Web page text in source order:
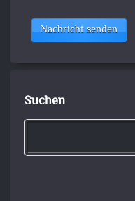
Nachricht senden
Suchen